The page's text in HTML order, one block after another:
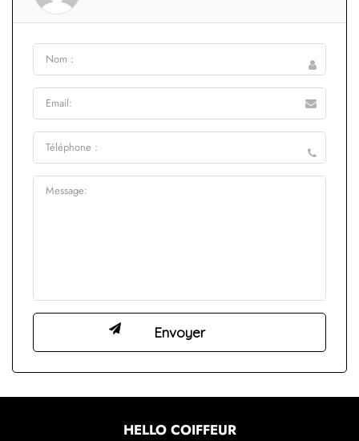
HELLO COIFFEUR